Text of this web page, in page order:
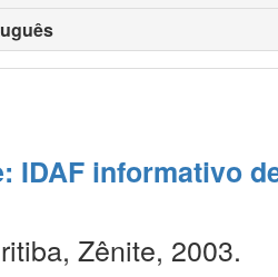
IDAF informativo
Zênite, 2003.